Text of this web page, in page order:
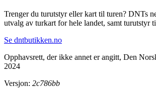
Trenger du turutstyr eller kart til turen? DNTs
utvalg av turkart for hele landet, samt turutstyr
Se dntbutikken.no
Opphavsrett, der ikke annet er angitt, Den
2024
Versjon: 2c786bb